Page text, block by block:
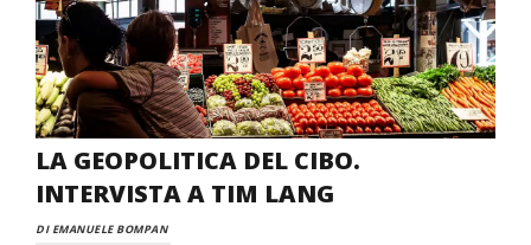
LA GEOPOLITICA DEL CIBO.
INTERVISTA A TIM LANG
DI EMANUELE BOMPAN